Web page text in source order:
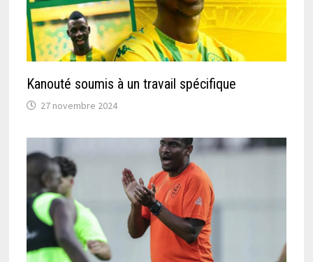
Kanouté soumis à un travail spécifique
27 novembre 2024